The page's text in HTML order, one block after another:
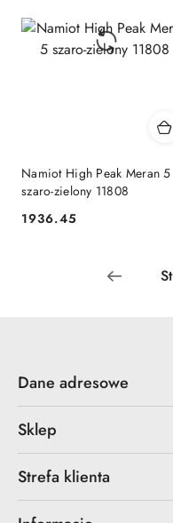
Namiot High Peak Meran 5
szaro-zielony 11808
Cena:
1936.45
Dane adresowe
Sklep
Strefa klienta